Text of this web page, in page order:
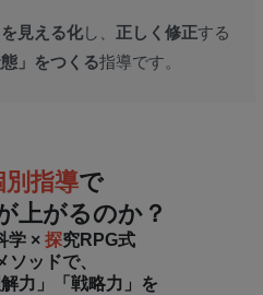
見える化し、 正しく修正する
」をつくる指導です。
別指導で
上がるのか？
学 × 探究RPG式
ソッドで、
解力」「戦略力」を